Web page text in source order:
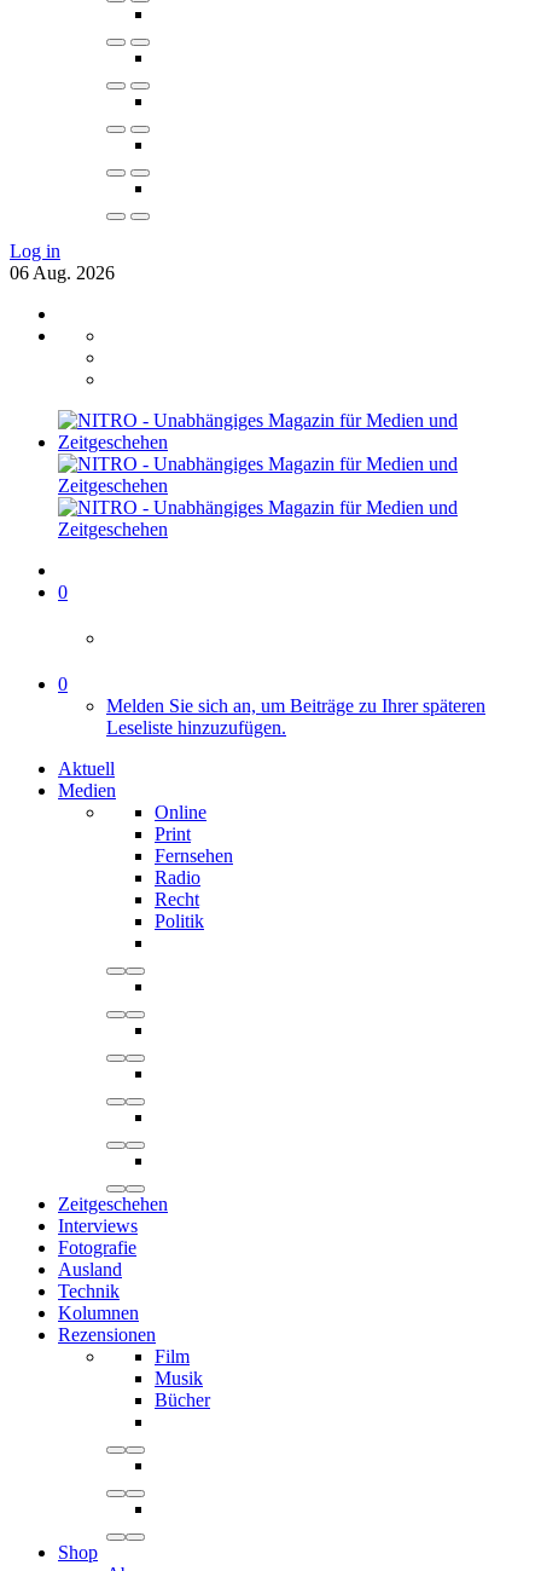
Log in
06 Aug. 2026
0
0
Melden Sie sich an, um Beiträge zu Ihrer späteren
Leseliste hinzuzufügen.
Aktuell
Medien
Online
Print
Fernsehen
Radio
Recht
Politik
Zeitgeschehen
Interviews
Fotografie
Ausland
Technik
Kolumnen
Rezensionen
Film
Musik
Bücher
Shop